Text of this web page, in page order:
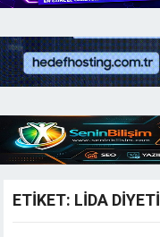
ETIKET: LIDA DIYETI